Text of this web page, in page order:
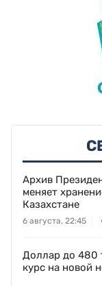
Архив
меняет
Казахстане
6 августа, 22:45
Доллар до 480
курс на новой